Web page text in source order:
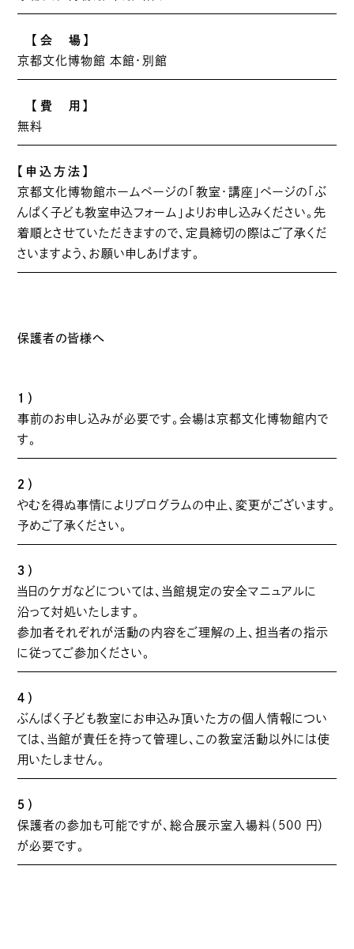
【会 場】
京都文化博物館 本館・別館
【費 用】
無料
【申込方法】
京都文化博物館ホームページの「教室・講座」ページの「ぶ
んぱく子ども教室申込フォーム」よりお申し込みください。先
着順とさせていただきますので、定員締切の際はご了承くだ
さいますよう、お願い申しあげます。
保護者の皆様へ
１）
事前のお申し込みが必要です。会場は京都文化博物館内で
す。
２）
やむを得ぬ事情によりプログラムの中止、変更がございます。
予めご了承ください。
３）
当日のケガなどについては、当館規定の安全マニュアルに
沿って対処いたします。
参加者それぞれが活動の内容をご理解の上、担当者の指示
に従ってご参加ください。
４）
ぶんぱく子ども教室にお申込み頂いた方の個人情報につい
ては、当館が責任を持って管理し、この教室活動以外には使
用いたしません。
５）
保護者の参加も可能ですが、総合展示室入場料（500 円）
が必要です。